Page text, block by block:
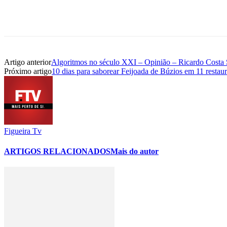
Artigo anteriorAlgoritmos no século XXI – Opinião – Ricardo Costa
Próximo artigo10 dias para saborear Feijoada de Búzios em 11
Figueira Tv
ARTIGOS RELACIONADOSMais do autor